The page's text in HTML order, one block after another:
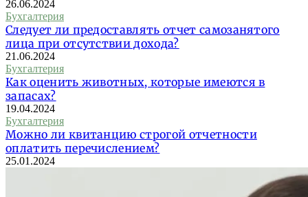
26.06.2024
Бухгалтерия
Следует ли предоставлять отчет самозанятого
лица при отсутствии дохода?
21.06.2024
Бухгалтерия
Как оценить животных, которые имеются в
запасах?
19.04.2024
Бухгалтерия
Можно ли квитанцию строгой отчетности
оплатить перечислением?
25.01.2024